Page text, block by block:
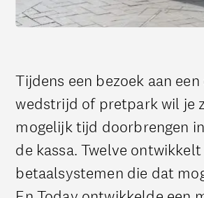
Tijdens een bezoek aan
wedstrijd of pretpark wil je
mogelijk tijd doorbrengen
de kassa. Twelve ontwikkelt
betaalsystemen die dat